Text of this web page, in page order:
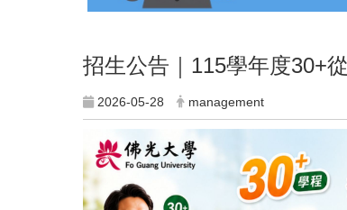
招生公告｜115學年度30+
2026-05-28 management